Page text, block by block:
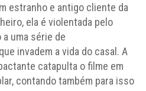
estranho e antigo cliente da
ela é violentada pelo
uma série de
invadem a vida do casal. A
catapulta o filme em
contando também para isso